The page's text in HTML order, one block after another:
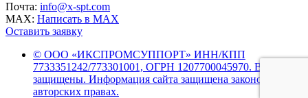
Почта: info@x-spt.com
MAX: Написать в MAX
Оставить заявку
© ООО «ИКСПРОМСУППОРТ» ИНН/КПП
7733351242/773301001, ОГРН 1207700045970. Все права
защищены. Информация сайта защищена законом об
авторских правах.